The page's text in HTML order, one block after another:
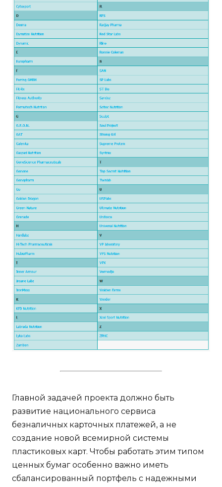
Главной задачей проекта должно быть
развитие национального сервиса
безналичных карточных платежей, а не
создание новой всемирной системы
пластиковых карт. Чтобы работать этим типом
низкорисковыми активами.
Нужно исправлять все ошибки и просчеты,
которые были сделаны за последние три года.
Встаньте в позицию упора лежа, стопы
поставьте на фитбол, и притяните колено
через корпус к противоположному локтю.
Тренд развивается вдоль наклона канала,